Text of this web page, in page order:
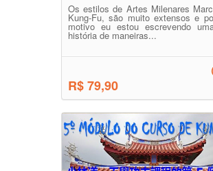
Os estilos de Artes Milenares
Kung-Fu, são muito extensos e
motivo eu estou escrevendo
história de maneiras...
R$ 79,90